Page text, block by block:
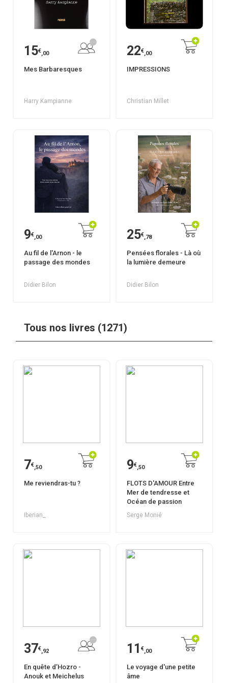
15€,00
Mes Barbaresques
Harry Kampianne
22€,00
IMPRESSIONS
Christian Millet
9€,00
Au fil de l'Arnon - le
passage des mondes
Didier Bilon
25€,78
Pensées florales - Là où
la lumière demeure
Didier Bilon
Tous nos livres (1271)
7€,50
Me reviendras-tu ?
Iberian_
9€,50
FLOTS D'AMOUR Entre
Mer de tendresse et
Océan de passion
Serge Monié
37€,92
En quête d’Hozro -
Anouk et Meichelus
11 €,00
Le voyage d'une petite
âme